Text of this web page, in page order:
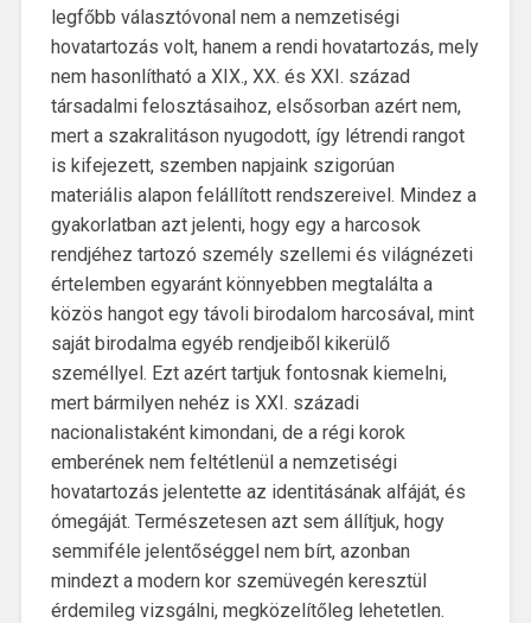
legfőbb választóvonal nem a nemzetiségi
hovatartozás volt, hanem a rendi hovatartozás, mely
nem hasonlítható a XIX., XX. és XXI. század
társadalmi felosztásaihoz, elsősorban azért nem,
mert a szakralitáson nyugodott, így létrendi rangot
is kifejezett, szemben napjaink szigorúan
materiális alapon felállított rendszereivel. Mindez a
gyakorlatban azt jelenti, hogy egy a harcosok
rendjéhez tartozó személy szellemi és világnézeti
értelemben egyaránt könnyebben megtalálta a
közös hangot egy távoli birodalom harcosával, mint
saját birodalma egyéb rendjeiből kikerülő
személlyel. Ezt azért tartjuk fontosnak kiemelni,
mert bármilyen nehéz is XXI. századi
nacionalistaként kimondani, de a régi korok
emberének nem feltétlenül a nemzetiségi
hovatartozás jelentette az identitásának alfáját, és
ómegáját. Természetesen azt sem állítjuk, hogy
semmiféle jelentőséggel nem bírt, azonban
mindezt a modern kor szemüvegén keresztül
érdemileg vizsgálni, megközelítőleg lehetetlen.